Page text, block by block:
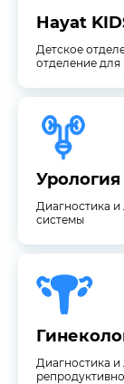
Hayat
Детское
отделение для
Hayat KIDS
Урология
Диагностика
системы
Урология
Диагностика
системы
Диагностика
Диагностика и